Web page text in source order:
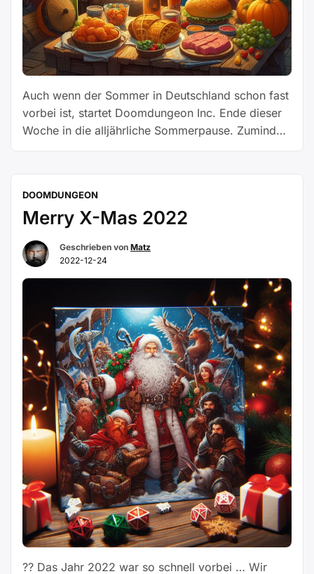
Auch wenn der Sommer in Deutschland schon fast
vorbei ist, startet Doomdungeon Inc. Ende dieser
Woche in die alljährliche Sommerpause. Zumindest
festgestellt, dass die drei Helden in den
kommenden Wochen RL-Termine wie Urlaub …
MMXXIII“
DOOMDUNGEON
Merry X-Mas 2022
Geschrieben von Matz
2022-12-24
?? Das Jahr 2022 war so schnell vorbei … Wir